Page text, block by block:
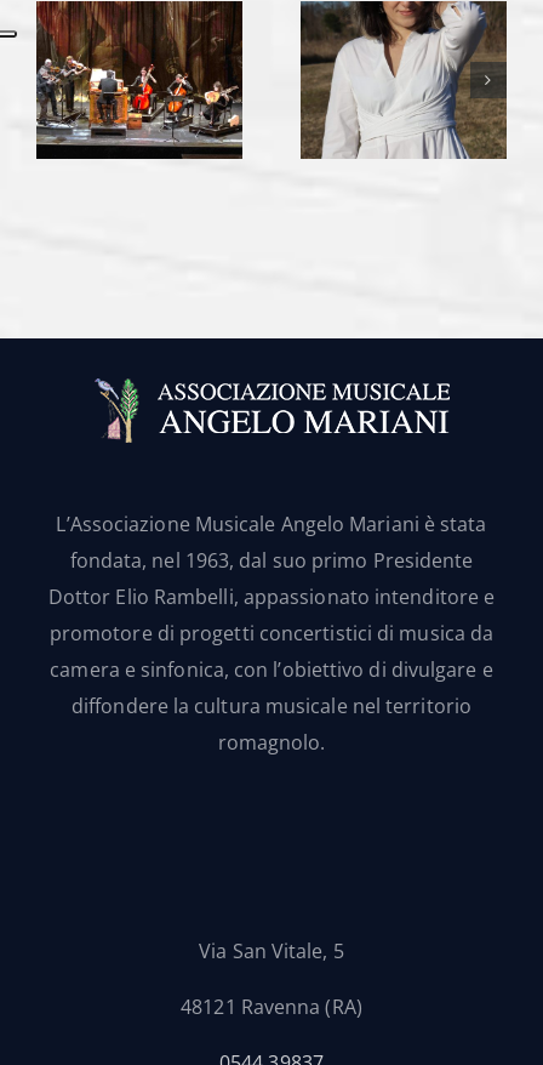
L’Associazione Musicale Angelo Mariani è stata
fondata, nel 1963, dal suo primo Presidente
Dottor Elio Rambelli, appassionato intenditore e
promotore di progetti concertistici di musica da
camera e sinfonica, con l’obiettivo di divulgare e
diffondere la cultura musicale nel territorio
romagnolo.
Via San Vitale, 5
48121 Ravenna (RA)